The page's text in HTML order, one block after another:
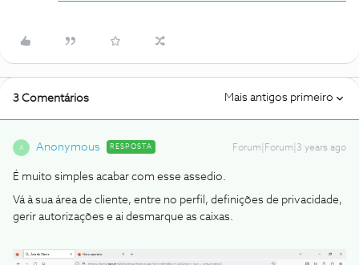
3 Comentários Mais antigos primeiro
A Anonymous RESPOSTA Forum|Forum|3 years ago
É muito simples acabar com esse assedio.
Vá à sua área de cliente, entre no perfil, definições de privacidade,
gerir autorizações e ai desmarque as caixas.